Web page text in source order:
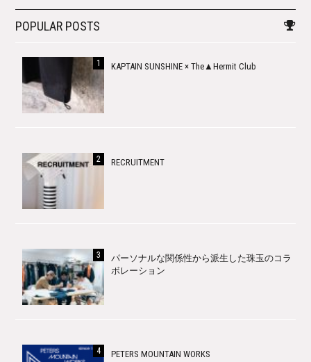
POPULAR POSTS
KAPTAIN SUNSHINE × The▲Hermit Club
RECRUITMENT
パーソナルな関係性から派生した珠玉のコラ
ボレーション
PETERS MOUNTAIN WORKS